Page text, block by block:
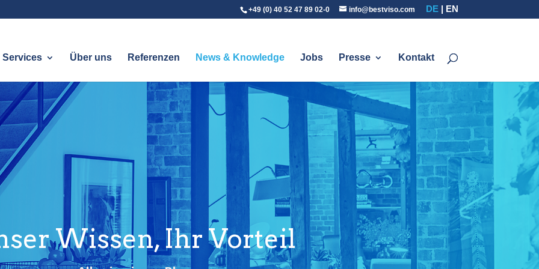
+49 (0) 40 52 47 89 02-0 info@bestviso.com DE EN
Services Über uns Referenzen News & Knowledge Jobs Presse Kontakt
Wissen, Ihr Vorteil